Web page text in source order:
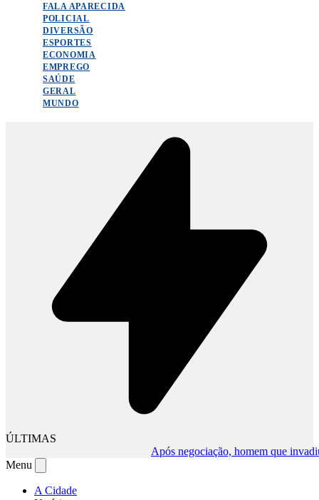
FALA APARECIDA
POLICIAL
DIVERSÃO
ESPORTES
ECONOMIA
EMPREGO
SAÚDE
GERAL
MUNDO
ÚLTIMAS
Após negociação, homem que invadiu
Menu
A Cidade